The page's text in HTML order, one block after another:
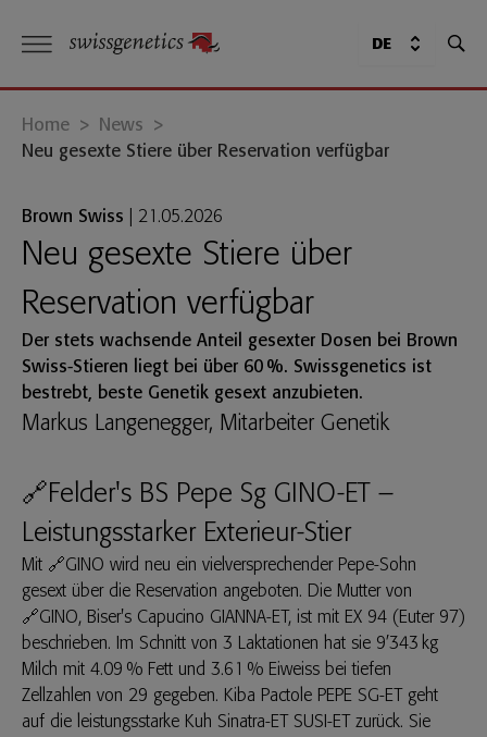
DE
Home > News >
Neu gesexte Stiere über Reservation verfügbar
Brown Swiss 21.05.2026
Neu gesexte Stiere über
Reservation verfügbar
Der stets wachsende Anteil gesexter Dosen bei Brown
Swiss-Stieren liegt bei über 60 %. Swissgenetics ist
bestrebt, beste Genetik gesext anzubieten.
Markus Langenegger, Mitarbeiter Genetik
🔗Felder's BS Pepe Sg GINO-ET –
Leistungsstarker Exterieur-Stier
Mit 🔗GINO wird neu ein vielversprechender Pepe-Sohn
gesext über die Reservation angeboten. Die Mutter von
🔗GINO, Biser's Capucino GIANNA-ET, ist mit EX 94 (Euter 97)
beschrieben. Im Schnitt von 3 Laktationen hat sie 9’343 kg
Milch mit 4.09 % Fett und 3.61 % Eiweiss bei tiefen
Zellzahlen von 29 gegeben. Kiba Pactole PEPE SG-ET geht
auf die leistungsstarke Kuh Sinatra-ET SUSI-ET zurück. Sie